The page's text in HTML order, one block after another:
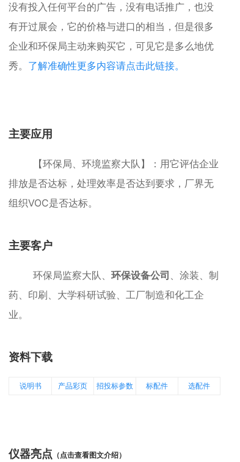
没有投入任何平台的广告，没有电话推广，也没
有开过展会，它的价格与进口的相当，但是很多
企业和环保局主动来购买它，可见它是多么地优
秀。 了解准确性更多内容请点击此链接。
主要应用
【环保局、环境监察大队】：用它评估企业
排放是否达标，处理效率是否达到要求，厂界无
组织VOC是否达标。
主要客户
环保局监察大队、 环保设备公司 、涂装、制
药、印刷、大学科研试验、工厂制造和化工企
业。
资料下载
说明书 产品彩页 招投标参数 标配件 选配件
仪器亮点 （点击查看图文介绍）